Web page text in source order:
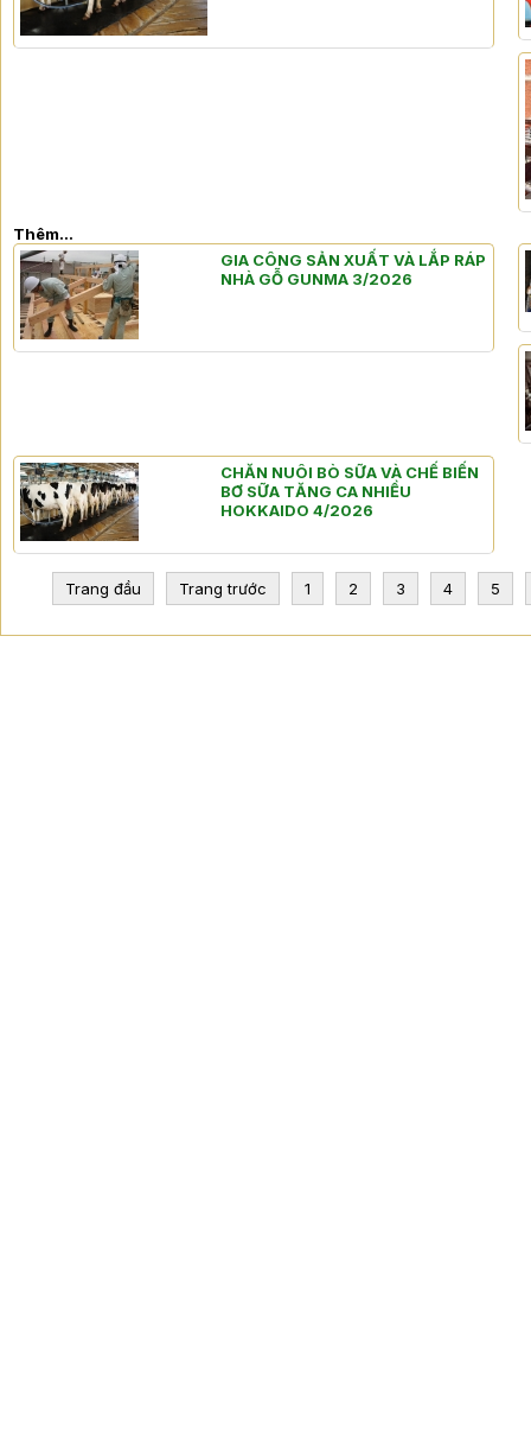
Thêm...
GIA CÔNG SẢN XUẤT VÀ LẮP RÁP
NHÀ GỖ GUNMA 3/2026
CHĂN NUÔI BÒ SỮA VÀ CHẾ BIẾN
BƠ SỮA TĂNG CA NHIỀU
HOKKAIDO 4/2026
Trang đầu Trang trước 1 2 3 4 5